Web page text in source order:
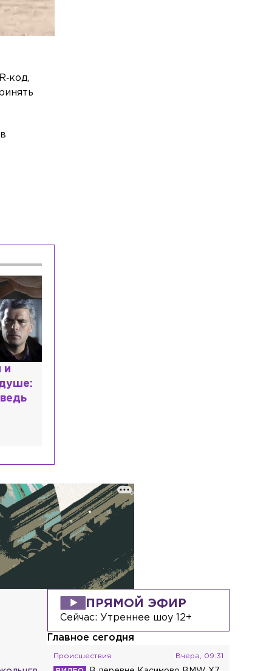
и
ПРЯМОЙ ЭФИР
Сейчас: Утреннее шоу 12+
Главное сегодня
Происшествия Вчера, 09:31